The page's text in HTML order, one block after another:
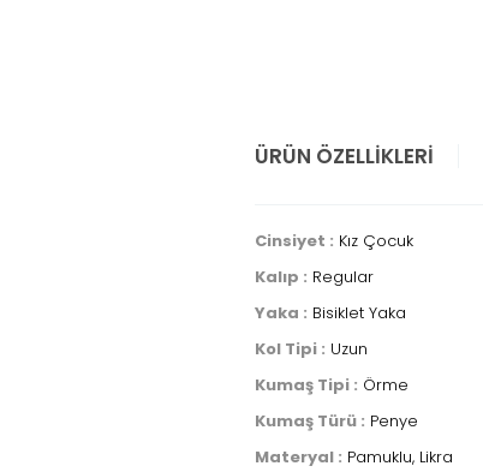
ÜRÜN ÖZELLIKLERI
Cinsiyet : Kız Çocuk
Kalıp : Regular
Yaka : Bisiklet Yaka
Kol Tipi : Uzun
Kumaş Tipi : Örme
Kumaş Türü : Penye
Materyal : Pamuklu, Likra